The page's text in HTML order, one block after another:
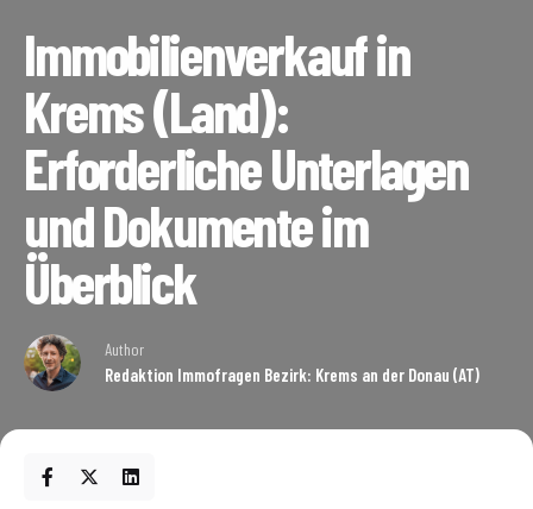
Immobilienverkauf in
Krems (Land):
Erforderliche Unterlagen
und Dokumente im
Überblick
Author
Redaktion Immofragen Bezirk: Krems an der Donau (AT)